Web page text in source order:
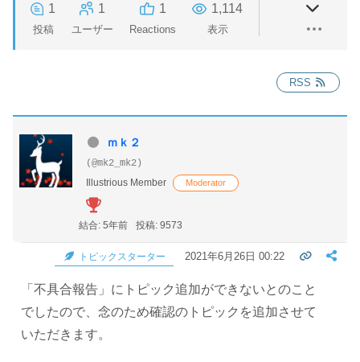
1
投稿
1
ユーザー
1
Reactions
1,114
表示
RSS
ｍｋ２
(@mk2_mk2)
Illustrious Member
Moderator
結合: 5年前 投稿: 9573
トピックスターター 2021年6月26日 00:22
「不具合報告」にトピック追加ができないとのこと
でしたので、念のため確認のトピックを追加させて
いただきます。